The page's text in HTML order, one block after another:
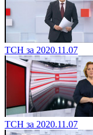
ТСН за 2020.11.07
ТСН за 2020.11.07